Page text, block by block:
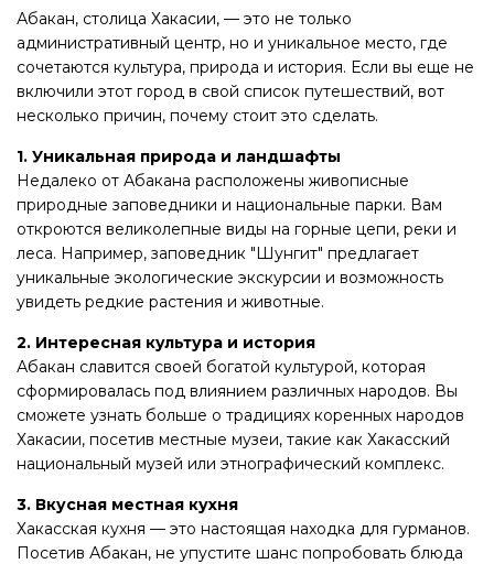
Абакан, столица Хакасии, — это не только
административный центр, но и уникальное место, где
сочетаются культура, природа и история. Если вы еще не
включили этот город в свой список путешествий, вот
несколько причин, почему стоит это сделать.
1. Уникальная природа и ландшафты
Недалеко от Абакана расположены живописные
природные заповедники и национальные парки. Вам
откроются великолепные виды на горные цепи, реки и
леса. Например, заповедник "Шунгит" предлагает
уникальные экологические экскурсии и возможность
увидеть редкие растения и животные.
2. Интересная культура и история
Абакан славится своей богатой культурой, которая
сформировалась под влиянием различных народов. Вы
сможете узнать больше о традициях коренных народов
Хакасии, посетив местные музеи, такие как Хакасский
национальный музей или этнографический комплекс.
3. Вкусная местная кухня
Хакасская кухня — это настоящая находка для гурманов.
Посетив Абакан, не упустите шанс попробовать блюда